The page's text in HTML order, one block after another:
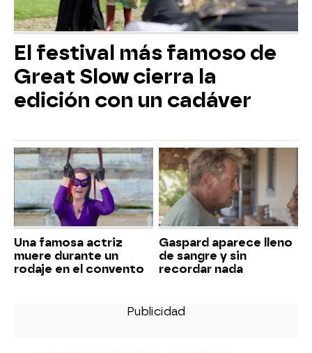
El festival más famoso de
Great Slow cierra la
edición con un cadáver
Una famosa actriz
muere durante un
rodaje en el convento
Gaspard aparece lleno
de sangre y sin
recordar nada